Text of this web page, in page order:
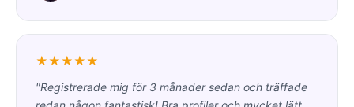
★★★★★
"Registrerade mig för 3 månader sedan och träffade